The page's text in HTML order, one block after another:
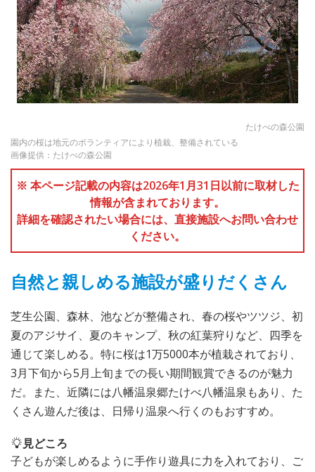
たけべの森公園
園内の桜は地元のボランティアにより植栽、整備されている
画像提供：たけべの森公園
※ 本ページ記載の内容は2026年1月31日以前に取材した
情報が含まれております。
詳細を確認されたい場合には、直接施設へお問い合わせ
ください。
自然と親しめる施設が盛りだくさん
芝生公園、森林、池などが整備され、春の桜やツツジ、初
夏のアジサイ、夏のキャンプ、秋の紅葉狩りなど、四季を
通じて楽しめる。特に桜は1万5000本が植栽されており、
3月下旬から5月上旬までの長い期間観賞できるのが魅力
だ。また、近隣には八幡温泉郷たけべ八幡温泉もあり、た
くさん遊んだ後は、日帰り温泉へ行くのもおすすめ。
見どころ
子どもが楽しめるように手作り遊具に力を入れており、ご